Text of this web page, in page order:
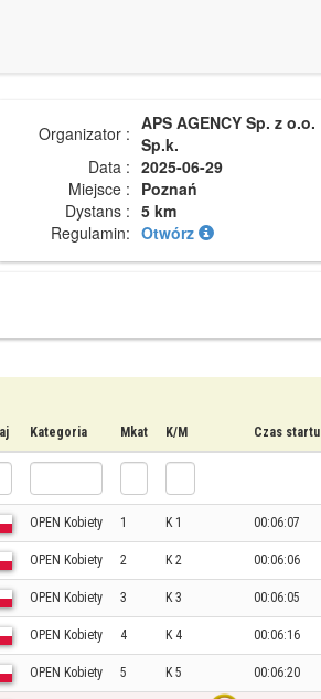
Organizator : APS AGENCY Sp. z o.o.
Sp.k.
Data : 2025-06-29
Miejsce : Poznań
Dystans : 5 km
Regulamin: Otwórz
Kategoria Mkat K/M Czas startu
OPEN Kobiety 1 K 1 00:06:07
OPEN Kobiety 2 K 2 00:06:06
OPEN Kobiety 3 K 3 00:06:05
OPEN Kobiety 4 K 4 00:06:16
OPEN Kobiety 5 K 5 00:06:20